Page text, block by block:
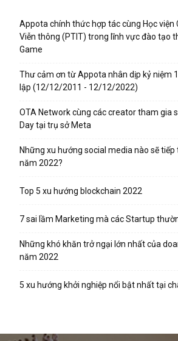
Appota chính thức hợp tác cùng Học viện
Viễn thông (PTIT) trong lĩnh vực đào tạo
Game
Thư cảm ơn từ Appota nhân dịp kỷ niệm
lập (12/12/2011 - 12/12/2022)
OTA Network cùng các creator tham gia
Day tại trụ sở Meta
Những xu hướng social media nào sẽ
năm 2022?
Top 5 xu hướng blockchain 2022
7 sai lầm Marketing mà các Startup
Những khó khăn trở ngại lớn nhất của
năm 2022
5 xu hướng khởi nghiệp nổi bật nhất tại